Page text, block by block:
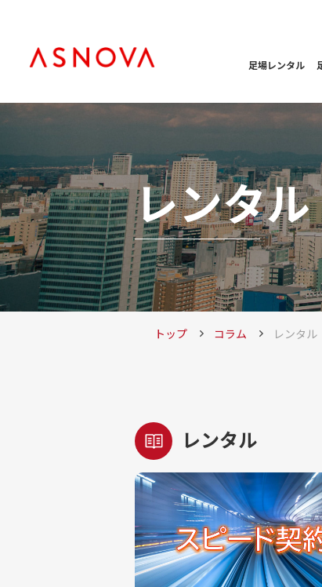
足場レンタル
レンタル
トップ コラム レンタル
レンタル